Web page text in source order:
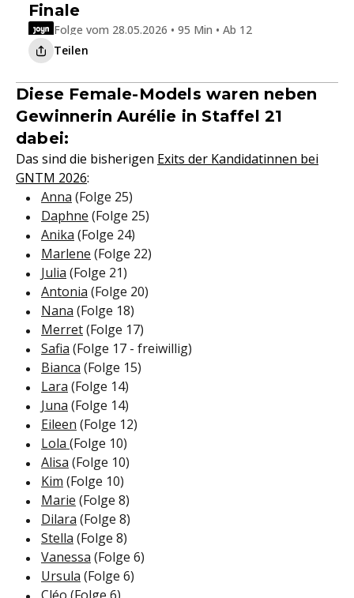
Finale
Folge vom 28.05.2026 • 95 Min • Ab 12
Teilen
Diese Female-Models waren neben
Gewinnerin Aurélie in Staffel 21
dabei:
Das sind die bisherigen Exits der Kandidatinnen bei
GNTM 2026:
Anna (Folge 25)
Daphne (Folge 25)
Anika (Folge 24)
Marlene (Folge 22)
Julia (Folge 21)
Antonia (Folge 20)
Nana (Folge 18)
Merret(Folge 17)
Safia (Folge 17 - freiwillig)
Bianca (Folge 15)
Lara (Folge 14)
Juna (Folge 14)
Eileen (Folge 12)
Lola (Folge 10)
Alisa (Folge 10)
Kim (Folge 10)
Marie (Folge 8)
Dilara (Folge 8)
Stella (Folge 8)
Vanessa (Folge 6)
Ursula (Folge 6)